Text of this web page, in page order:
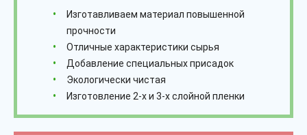
Изготавливаем материал повышенной
прочности
Отличные характеристики сырья
Добавление специальных присадок
Экологически чистая
Изготовление 2-х и 3-х слойной пленки